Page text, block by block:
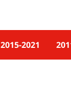
2015-2021